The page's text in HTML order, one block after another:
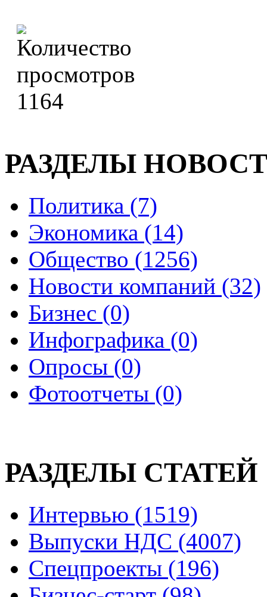
1164
РАЗДЕЛЫ
Политика (7)
Экономика (14)
Общество (1256)
Новости компаний (32)
Бизнес (0)
Инфографика (0)
Опросы (0)
Фотоотчеты (0)
РАЗДЕЛЫ СТАТЕЙ
Интервью (1519)
Выпуски НДС (4007)
Спецпроекты (196)